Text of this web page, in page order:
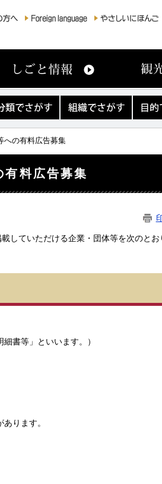
織
さ
が
す
す
への有料広告募集
有料広告募集
していただける企業・団体等を次のとお
書等」といいます。）
ります。